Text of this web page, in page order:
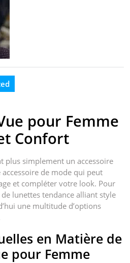
pour Femme
Confort
plus simplement un accessoire
de mode qui peut
et compléter votre look. Pour
lunettes tendance alliant style
une multitude d’options
en Matière de
pour Femme